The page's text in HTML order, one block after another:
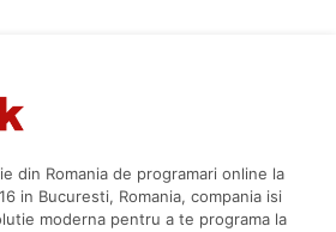
din Romania de programari online la
in Bucuresti, Romania, compania isi
moderna pentru a te programa la